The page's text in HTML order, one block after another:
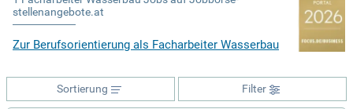
stellenangebote.at
Zur Berufsorientierung als Facharbeiter Wasserbau
Filter
Sortierung